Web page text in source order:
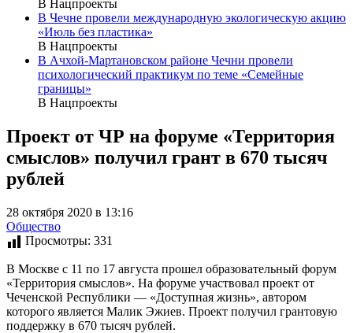
В Нацпроекты
В Чечне провели международную экологическую акцию
«Июль без пластика»
В Нацпроекты
В Ачхой-Мартановском районе Чечни провели
психологический практикум по теме «Семейные
границы»
В Нацпроекты
Проект от ЧР на форуме «Территория
смыслов» получил грант в 670 тысяч
рублей
28 октября 2020 в 13:16
Общество
Просмотры: 331
В Москве с 11 по 17 августа прошел образовательный форум
«Территория смыслов». На форуме участвовал проект от
Чеченской Республики — «Доступная жизнь», автором
которого является Малик Эжиев. Проект получил грантовую
поддержку в 670 тысяч рублей.